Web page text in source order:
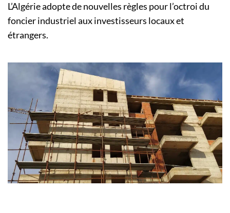
L’Algérie adopte de nouvelles règles pour l’octroi du
foncier industriel aux investisseurs locaux et
étrangers.